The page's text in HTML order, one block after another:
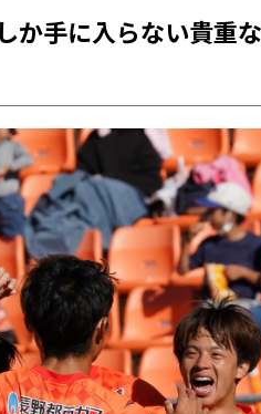
か手に入らない貴重